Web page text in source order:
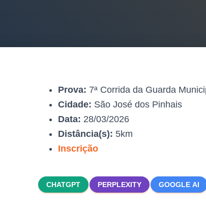
Prova: 7ª Corrida da Guarda
Cidade: São José dos Pinhais
Data: 28/03/2026
Distância(s): 5km
Inscrição
CHATGPT PERPLEXITY GOOGLE AI